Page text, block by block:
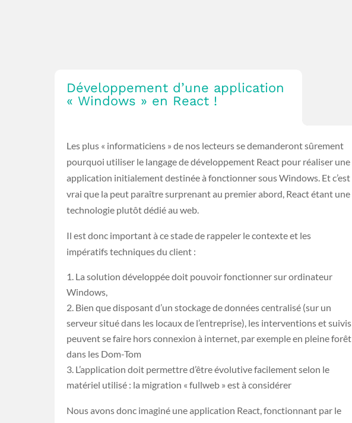
Développement d’une application
« Windows » en React !
Les plus « informaticiens » de nos lecteurs se demanderont sûrement
pourquoi utiliser le langage de développement React pour réaliser une
application initialement destinée à fonctionner sous Windows. Et c’est
vrai que la peut paraître surprenant au premier abord, React étant une
technologie plutôt dédié au web.
Il est donc important à ce stade de rappeler le contexte et les
impératifs techniques du client :
La solution développée doit pouvoir fonctionner sur ordinateur
Windows,
Bien que disposant d’un stockage de données centralisé (sur un
serveur situé dans les locaux de l’entreprise), les interventions et suivis
peuvent se faire hors connexion à internet, par exemple en pleine forêt
dans les Dom-Tom
L’application doit permettre d’être évolutive facilement selon le
matériel utilisé : la migration « fullweb » est à considérer
Nous avons donc imaginé une application React, fonctionnant par le